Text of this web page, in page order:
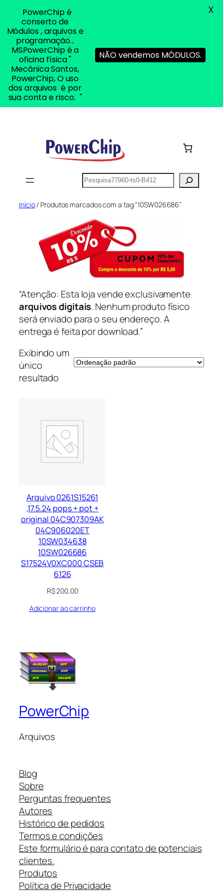
Pesquisar
Início/ Produtos marcados com a tag “10SW026686”
“Atenção: Esta loja vende exclusivamente
arquivos digitais. Nenhum produto físico
será enviado para o seu endereço. A
entrega é feita por download.”
Exibindo um
único
resultado
Arquivo 0261S15261
,17.5.24 pops + pot +
original 04C907309AK
04C906020ET
10SW034638
10SW026686
S17524V0XC000 CSEB
6126
R$200,00
Adicionar ao carrinho
PowerChip
Arquivos
Blog
Sobre
Perguntas frequentes
Autores
Histórico de pedidos
Termos e condições
Este formulário é para contato de potenciais
clientes.
Produtos
Política de Privacidade
PowerChip é
conserto de
Módulos , arquivos e
programação...
MSPowerChip é a
oficina física "
Mecânica Santos,
PowerChip, O uso
dos arquivos é por
sua conta e risco. "
NÃO vendemos MÓDULOS.
X